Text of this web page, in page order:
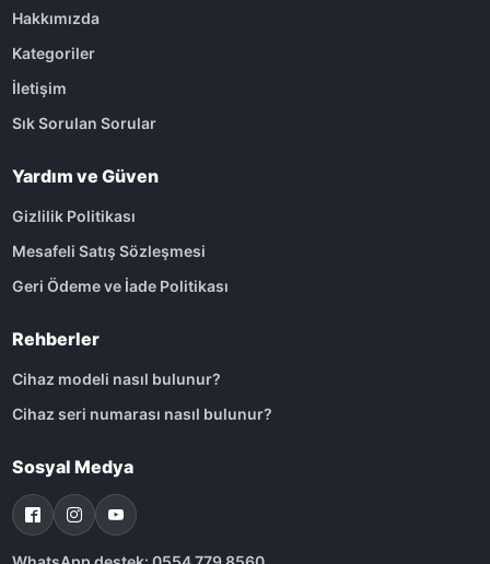
Hakkımızda
Kategoriler
İletişim
Sık Sorulan Sorular
Yardım ve Güven
Gizlilik Politikası
Mesafeli Satış Sözleşmesi
Geri Ödeme ve İade Politikası
Rehberler
Cihaz modeli nasıl bulunur?
Cihaz seri numarası nasıl bulunur?
Sosyal Medya